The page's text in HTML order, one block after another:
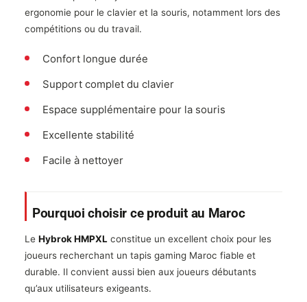
ergonomie pour le clavier et la souris, notamment lors des
compétitions ou du travail.
Confort longue durée
Support complet du clavier
Espace supplémentaire pour la souris
Excellente stabilité
Facile à nettoyer
Pourquoi choisir ce produit au Maroc
Le Hybrok HMPXL constitue un excellent choix pour les
joueurs recherchant un tapis gaming Maroc fiable et
durable. Il convient aussi bien aux joueurs débutants
qu’aux utilisateurs exigeants.